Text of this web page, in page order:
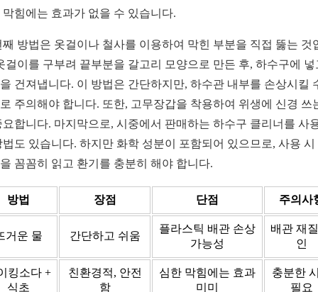
막힘에는 효과가 없을 수 있습니다.
째 방법은 옷걸이나 철사를 이용하여 막힌 부분을 직접 뚫는 것
걸이를 구부려 끝부분을 갈고리 모양으로 만든 후, 하수구에 넣
건져냅니다. 이 방법은 간단하지만, 하수관 내부를 손상시킬
주의해야 합니다. 또한, 고무장갑을 착용하여 위생에 신경 쓰
요합니다. 마지막으로, 시중에서 판매하는 하수구 클리너를 사
법도 있습니다. 하지만 화학 성분이 포함되어 있으므로, 사용 시
꼼꼼히 읽고 환기를 충분히 해야 합니다.
방법 장점 단점 주의사
거운 물 간단하고 쉬움
플라스틱 배관 손상
가능성
배관 재
인
킹소다 +
식초
친환경적, 안전
함
심한 막힘에는 효과
미미
충분한
필요